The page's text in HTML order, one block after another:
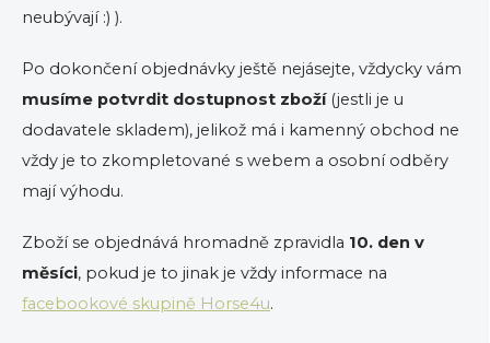
neubývají :) ).
Po dokončení objednávky ještě nejásejte, vždycky vám
musíme potvrdit dostupnost zboží(jestli je u
dodavatele skladem), jelikož má i kamenný obchod ne
vždy je to zkompletované s webem a osobní odběry
mají výhodu.
Zboží se objednává hromadně zpravidla 10. den v
měsíci, pokud je to jinak je vždy informace na
facebookové skupině Horse4u.